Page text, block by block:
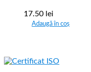
17.50 lei
Adaugă în coș